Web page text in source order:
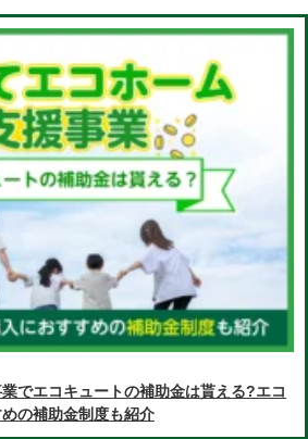
でエコキュートの補助金は貰える?エコ
の補助金制度も紹介